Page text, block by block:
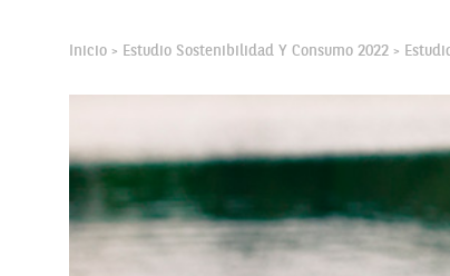
Inicio > Estudio Sostenibilidad Y Consumo 2022 >